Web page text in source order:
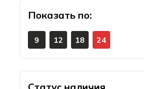
Показать
9 12 18 24